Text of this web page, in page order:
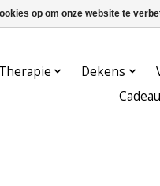
Dekens
op om onze website te